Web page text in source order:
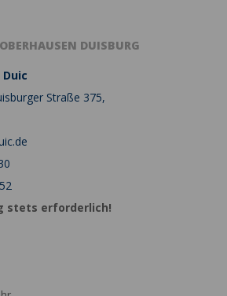
DUISBURG
Straße 375,
stets erforderlich!